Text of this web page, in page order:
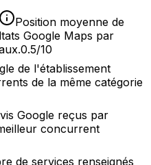
Position moyenne de
Google Maps par
0.5/10
de l'établissement
de la même catégorie
Google reçus par
concurrent
de services renseignés